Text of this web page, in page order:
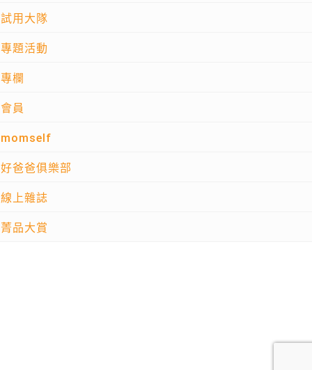
試用大隊
專題活動
專欄
會員
momself
好爸爸俱樂部
線上雜誌
菁品大賞